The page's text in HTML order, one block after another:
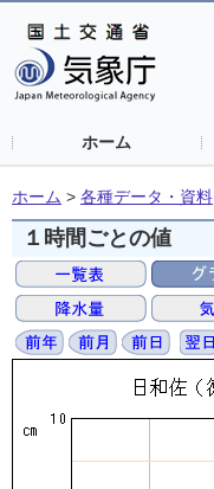
ホーム
ホーム > 各種データ・資料
１時間ごとの値